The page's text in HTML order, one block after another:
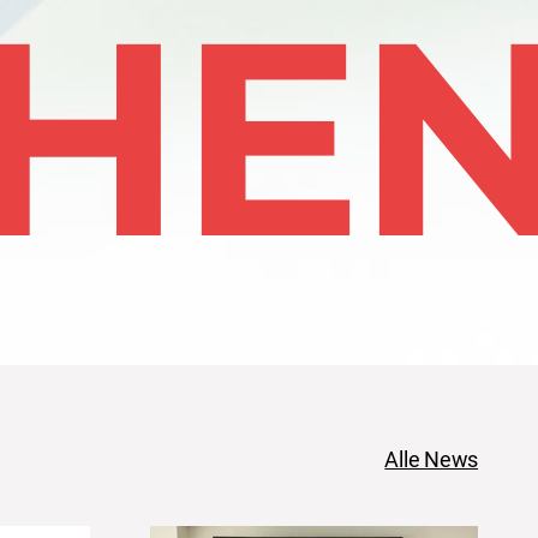
Alle News